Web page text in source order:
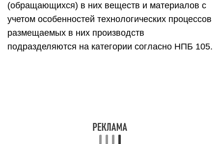
(обращающихся) в них веществ и мате­риалов с
учетом особенностей технологических процессов
размещаемых в них производств
подразделяются на категории согласно НПБ 105.